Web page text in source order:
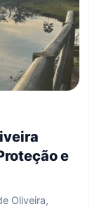
e
Oliveira,